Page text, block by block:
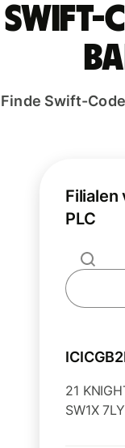
Swift-
Finde Swift-
Filialen
PLC
21
SW1X 7LY